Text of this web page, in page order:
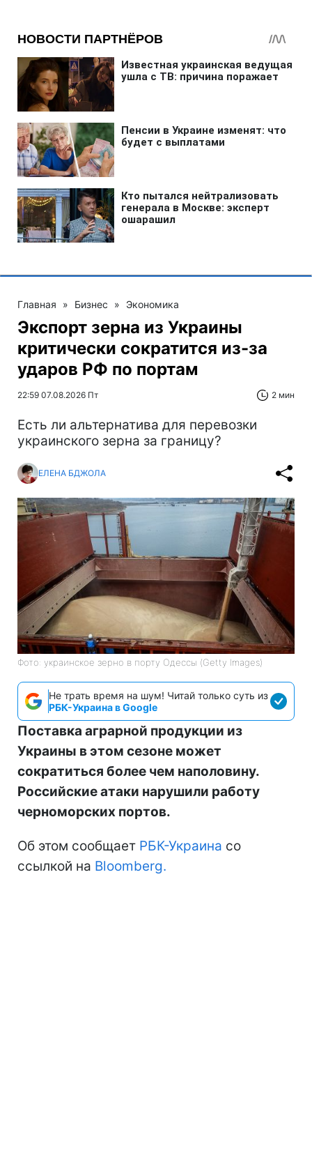
Главная » Бизнес » Экономика
Экспорт зерна из Украины
критически сократится из-за
ударов РФ по портам
22:59 07.08.2026 Пт 2 мин
Есть ли альтернатива для перевозки
украинского зерна за границу?
ЕЛЕНА БДЖОЛА
Фото: украинское зерно в порту Одессы (Getty Images)
Не трать время на шум! Читай только суть из
РБК-Украина в Google
Поставка аграрной продукции из
Украины в этом сезоне может
сократиться более чем наполовину.
Российские атаки нарушили работу
черноморских портов.
Об этом сообщает РБК-Украина со
ссылкой на Bloomberg.